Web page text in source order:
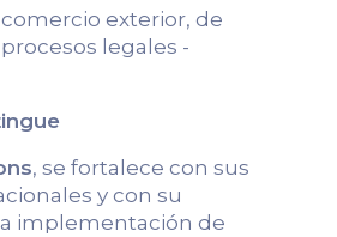
exterior, de
legales -
, se fortalece con sus
y con su
implementación de